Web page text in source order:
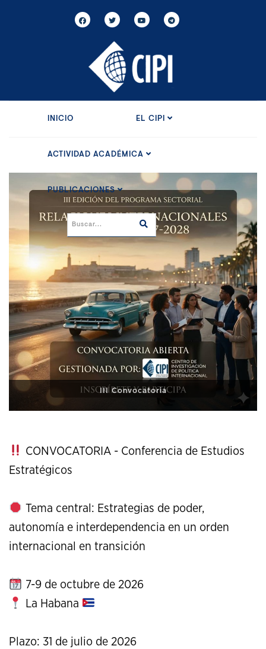
INICIO EL CIPI
ACTIVIDAD ACADÉMICA
PUBLICACIONES
XI Conference on Strategic Studies
CONVOCATORIA - Conferencia de Estudios
Estratégicos
Tema central: Estrategias de poder,
autonomía e interdependencia en un orden
internacional en transición
7-9 de octubre de 2026
La Habana
Plazo: 31 de julio de 2026